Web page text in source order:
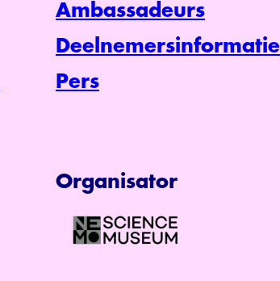
Ambassadeurs
Deelnemersinformatie
Pers
Organisator